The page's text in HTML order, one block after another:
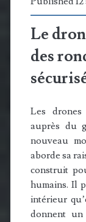
Le
des
Les
auprès du
nouveau
aborde sa
construit
humains. Il
intérieur
donnent